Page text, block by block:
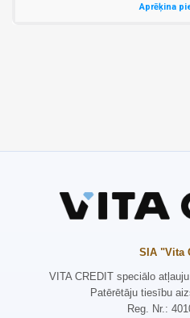
SIA "Vita
VITA CREDIT speciālo
Patērētāju tiesību
Reg. Nr.: